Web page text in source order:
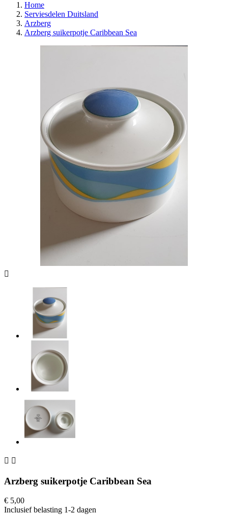
Home
Serviesdelen Duitsland
Arzberg
Arzberg suikerpotje Caribbean Sea

 
Arzberg suikerpotje Caribbean Sea
€ 5,00
Inclusief belasting 1-2 dagen